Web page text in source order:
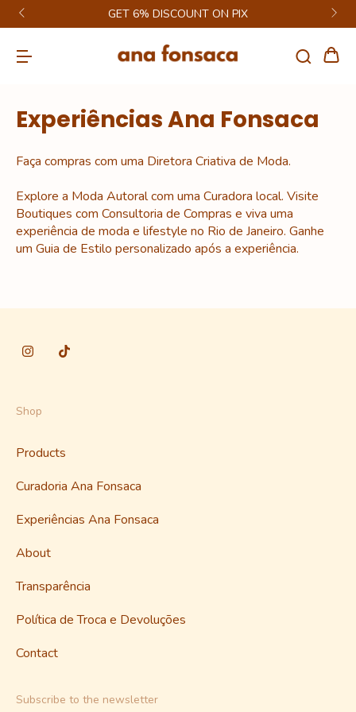
GET 6% DISCOUNT ON PIX
Experiências Ana Fonsaca
Faça compras com uma Diretora Criativa de Moda.
Explore a Moda Autoral com uma Curadora local. Visite
Boutiques com Consultoria de Compras e viva uma
experiência de moda e lifestyle no Rio de Janeiro. Ganhe
um Guia de Estilo personalizado após a experiência.
Shop
Products
Curadoria Ana Fonsaca
Experiências Ana Fonsaca
About
Transparência
Política de Troca e Devoluções
Contact
Subscribe to the newsletter